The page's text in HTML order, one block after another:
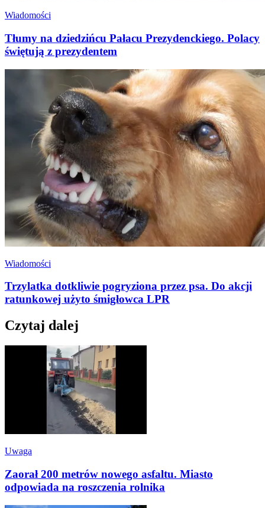
Wiadomości
Tłumy na dziedzińcu Pałacu Prezydenckiego. Polacy
świętują z prezydentem
Wiadomości
Trzylatka dotkliwie pogryziona przez psa. Do akcji
ratunkowej użyto śmigłowca LPR
Czytaj dalej
Uwaga
Zaorał 200 metrów nowego asfaltu. Miasto
odpowiada na roszczenia rolnika